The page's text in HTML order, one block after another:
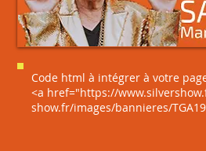
Code html à intégrer à votre
<a href="https://
show.fr/images/bannieres/